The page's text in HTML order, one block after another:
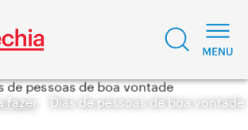
fazer Dias de pessoas de boa vontade